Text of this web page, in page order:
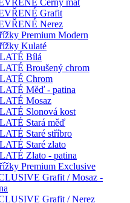
Černý mat
Grafit
Nerez
Premium Modern
Kulaté
Bílá
Broušený chrom
Chrom
Měď - patina
Mosaz
Slonová kost
Stará měď
Staré stříbro
Staré zlato
Zlato - patina
Premium Exclusive
Grafit / Mosaz -
Grafit / Nerez